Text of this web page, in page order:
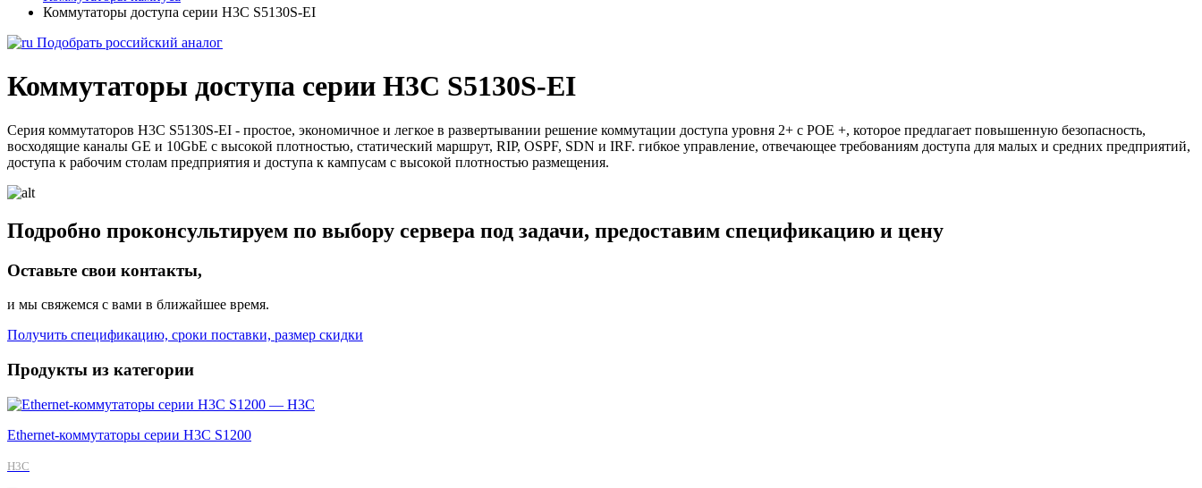
Коммутаторы доступа серии H3C S5130S-EI
Подобрать российский аналог
Коммутаторы доступа серии H3C S5130S-EI
Серия коммутаторов H3C S5130S-EI - простое, экономичное и легкое в развертывании решение коммутации доступа уровня 2+ с POE +, которое предлагает повышенную безопасность,
восходящие каналы GE и 10GbE с высокой плотностью, статический маршрут, RIP, OSPF, SDN и IRF. гибкое управление, отвечающее требованиям доступа для малых и средних предприятий,
доступа к рабочим столам предприятия и доступа к кампусам с высокой плотностью размещения.
Подробно проконсультируем по выбору сервера под задачи, предоставим спецификацию и цену
Оставьте свои контакты,
и мы свяжемся с вами в ближайшее время.
Получить спецификацию, сроки поставки, размер скидки
Продукты из категории
Ethernet-коммутаторы серии H3C S1200
H3C